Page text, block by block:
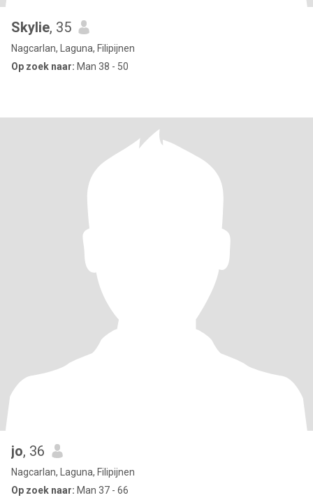
Skylie, 35
Nagcarlan, Laguna, Filipijnen
Op zoek naar: Man 38 - 50
jo, 36
Nagcarlan, Laguna, Filipijnen
Op zoek naar: Man 37 - 66